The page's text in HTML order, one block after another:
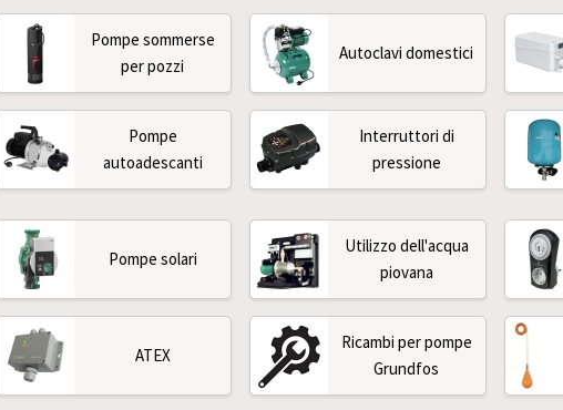
Pompe sommerse
per pozzi
Autoclavi domestici
Pompe
autoadescanti
Interruttori di
pressione
Pompe solari
Utilizzo dell'acqua
piovana
ATEX
Ricambi per pompe
Grundfos